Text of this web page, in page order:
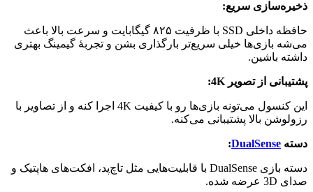
ذخیره‌سازی سریع:
حافظه داخلی SSD با ظرفیت ۸۲۵ گیگابایت و سرعت بالا باعث
می‌شه بازی‌ها خیلی سریع‌تر بارگذاری بشن و تجربهٔ گیمینگ بهتری
داشته باشین.
پشتیبانی از تصویر 4K:
این کنسول می‌تونه بازی‌ها رو با کیفیت 4K اجرا کنه و از تصاویر با
رزولوشن بالا پشتیبانی می‌کنه.
دسته DualSense
:
دسته بازی DualSense با قابلیت‌هایی مثل تاچ‌پد، افکت‌های هاپتیک و
صدای 3D عرضه شده.